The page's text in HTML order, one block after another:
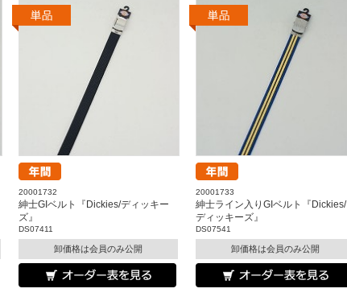
20001732
紳士GIベルト『Dickies/ディッキー
ズ』
DS07411
卸価格は会員のみ公開
20001733
紳士ライン入りGIベルト『Dickies/
ディッキーズ』
DS07541
卸価格は会員のみ公開